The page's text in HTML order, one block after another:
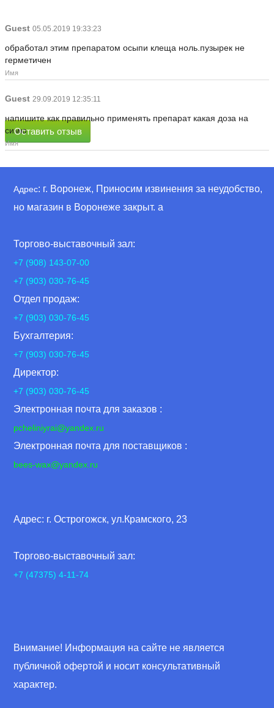
Guest 05.05.2019 19:33:23
обработал этим препаратом осыпи клеща ноль.пузырек не
герметичен
Имя
Guest 29.09.2019 12:35:11
напишите как правильно применять препарат какая доза на
симю
Имя
Оставить отзыв
Адрес: г. Воронеж, Приносим извинения за неудобство,
но магазин в Воронеже закрыт. а
Торгово-выставочный зал:
+7 (908) 143-07-00
+7 (903) 030-76-45
Отдел продаж:
+7 (903) 030-76-45
Бухгалтерия:
+7 (903) 030-76-45
Директор:
+7 (903) 030-76-45
Электронная почта для заказов :
pcheliniyrai@yandex.ru
Электронная почта для поставщиков :
bees-wax@yandex.ru
Адрес: г. Острогожск, ул.Крамского, 23
Торгово-выставочный зал:
+7 (47375) 4-11-74
Внимание! Информация на сайте не является
публичной офертой и носит консультативный
характер.